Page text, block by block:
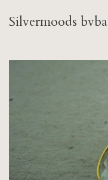
Silvermoods bvba